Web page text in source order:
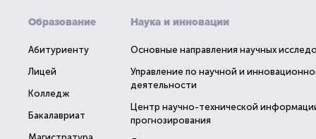
Образование
Абитуриенту
Лицей
Колледж
Бакалавриат
Наука и инновации
Основные направления научных
Управление по научной и
деятельности
Центр научно-технической
прогнозирования